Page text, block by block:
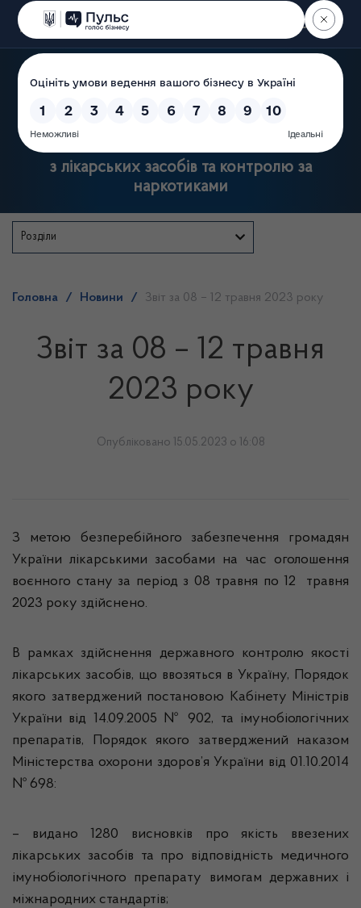
Пошук
Державна служба України
з лікарських засобів та контролю за
наркотиками
Розділи
Головна / Новини / Звіт за 08 – 12 травня 2023 року
Звіт за 08 – 12 травня
2023 року
Опубліковано 15.05.2023 о 16:08
З метою безперебійного забезпечення громадян
України лікарськими засобами на час оголошення
воєнного стану за період з 08 травня по 12 травня
2023 року здійснено.
В рамках здійснення державного контролю якості
лікарських засобів, що ввозяться в Україну, Порядок
якого затверджений постановою Кабінету Міністрів
України від 14.09.2005 № 902, та імунобіологічних
препаратів, Порядок якого затверджений наказом
Міністерства охорони здоров’я України від 01.10.2014
№ 698:
– видано 1280
висновків про якість ввезених
лікарських засобів та про відповідність медичного
імунобіологічного препарату вимогам державних і
міжнародних стандартів;